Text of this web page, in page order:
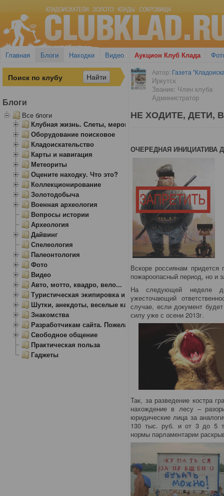
Главная Блоги Находки Видео Аукцион Клуб Клада
Автор: Газета
Иркутск
Звание: Член клуба
Администратор
НЕ ХОДИТЕ, ДЕТИ,
ОЧЕРЕДНАЯ ИНИЦИАТИВА
Вскоре россиянам придется
пожароопасный период, но и
На следующей неделе
ужесточающий
случае, если документ
силу уже с осени 2013г.
Так, за разведение костра
нахождение в лесу –
юридические лица за
130 тыс. руб. и от 3 до 5
нормы парламентарии
Блоги
Все блоги
Клубная жизнь. Слеты, мероприятия
Оборудование поисковое
Кладоискательство
Карты и навигация
Метеориты
Оцените находку. Что это?
Коллекционирование
Золотодобыча
Военная археология
Вопросы истории
Археология
Дайвинг
Спелеология
Палеонтология
Фото
Видео
Авто, мотто, квадро, вело...
Туристическая экипировка и снаряжение
Шутки, анекдоты, веселые картинки
Знакомства
Разработчикам сайта. Пожелания, замечания.
Свободное общение
Практическая польза
Гаджеты